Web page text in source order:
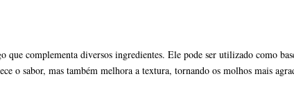
complementa diversos ingredientes. Ele pode ser utilizado como
o sabor, mas também melhora a textura, tornando os molhos mais